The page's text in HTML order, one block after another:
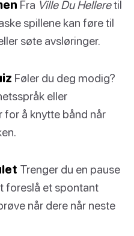
Fra Ville Du Helleretil
spillene kan føre til
søte avsløringer.
Føler du deg modig?
eller
å knytte bånd når
Trenger du en pause
foreslå et spontant
når dere når neste